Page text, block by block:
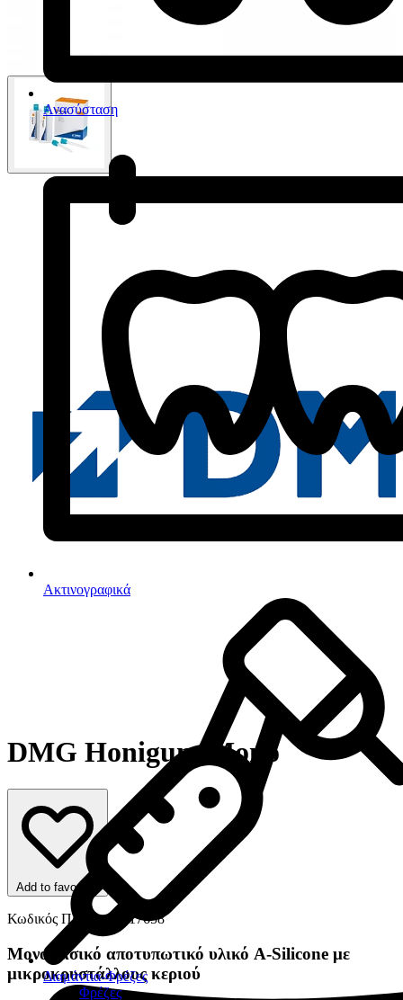
Ανασύσταση
Ακτινογραφικά
Διαμάντια-Φρέζες
Φρέζες
DMG Honigum Mono
Add to favorites
Κωδικός Προϊόντος: 17658
Μονοφασικό αποτυπωτικό υλικό A-Silicone με
μικροκρυστάλλους κεριού